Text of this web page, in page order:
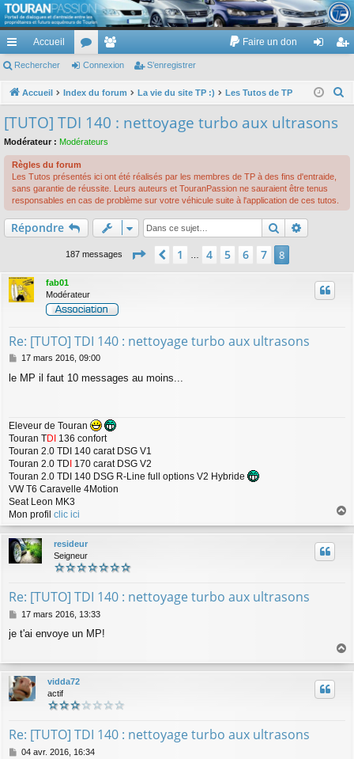
TouranPassion
Le forum des propriétaires ou futurs acquéreurs du Volkswagen Touran
cc
ès
pi
de
Accueil
or
u
e
m
Faire un don
ne nr
Rechercher Connexion S’enregistrer
Accueil Index du forum La vie du site TP :) Les Tutos de TP
[TUTO] TDI 140 : nettoyage turbo aux ultrasons
Modérateur : Modérateurs
Règles du forum
Les Tutos présentés ici ont été réalisés par les membres de TP à des fins d'entraide,
sans garantie de réussite. Leurs auteurs et TouranPassion ne sauraient être tenus
responsables en cas de problème sur votre véhicule suite à l'application de ces tutos.
Répondre Rechercher
187 messages Page 8sur 8
Précédente
1 4 5 6 7 8
fab01
Modérateur
Re: [TUTO] TDI 140 : nettoyage turbo aux ultrasons
M
s
e
17 mars 2016, 09:00
le MP il faut 10 messages au moins...
Eleveur de Touran
Touran TDI 136 confort
Touran 2.0 TDI 140 carat DSG V1
Touran 2.0 TD 170 carat DSG V2
Touran 2.0 TDI 140 DSG R-Line full options V2 Hybride
VW T6 Caravelle 4Motion
Seat Leon MK3
Mon profil clic ici
a
u
resideur
Seigneur
Re: [TUTO] TDI 140 : nettoyage turbo aux ultrasons
M
s
g
e
17 mars 2016, 13:33
je t'ai envoye un MP!
a
u
vidda72
actif
Re: [TUTO] TDI 140 : nettoyage turbo aux ultrasons
M
04 avr. 2016, 16:34